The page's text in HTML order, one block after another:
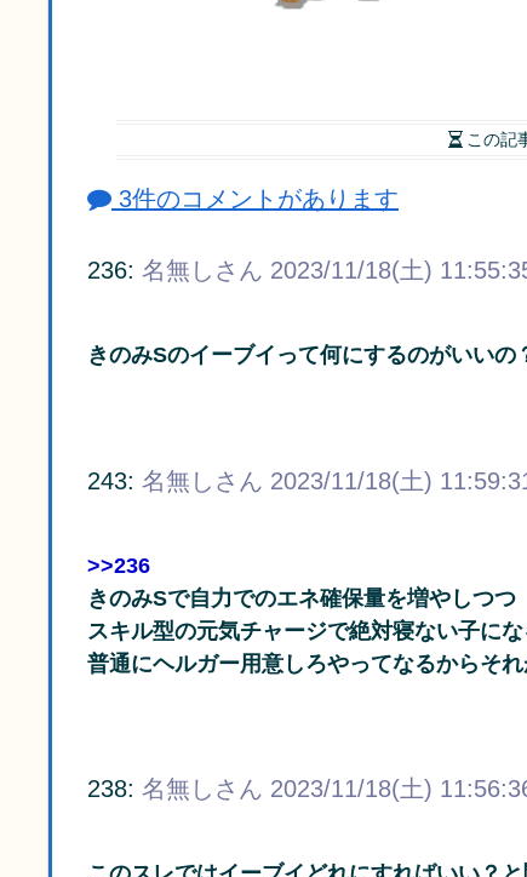
この記
3件のコメントがあります
236: 名無しさん 2023/11/18(土)
きのみSのイーブイって何にするのがいいの
243: 名無しさん 2023/11/18(土)
>>236
きのみSで自力でのエネ確保量を増やしつつ
スキル型の元気チャージで絶対寝ない子に
普通にヘルガー用意しろやってなるからそ
238: 名無しさん 2023/11/18(土)